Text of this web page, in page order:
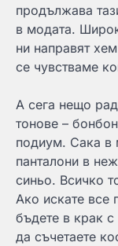
продължава
в модата.
ни направят
се чувстваме
А сега нещо
тонове –
подиум. Сака в
панталони в
синьо. Всичко
Ако искате все
бъдете в крак с
да съчетаете